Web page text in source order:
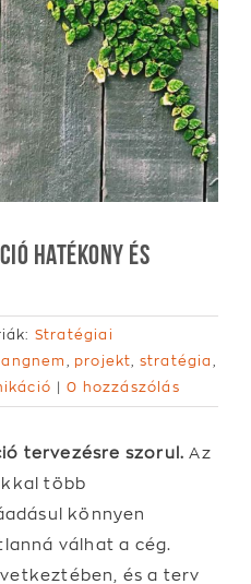
hatékony és
Stratégiai
projekt stratégia
| 0 hozzászólás
tervezésre szorul. Az
több
könnyen
válhat a cég.
és a terv